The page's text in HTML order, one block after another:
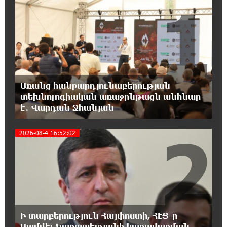
18:40:08 8-08-2026
Իրանը պատրաստ է բացել Հորմուզի
նեղուցը, եթե ԱՄՆ-ն ընդունի
հանրապետության պայմանները
18:21:30 8-08-2026
Երևանում անցկացվել է հաշմանդամություն
ունեցող անձանց միջազգային մարզական
փառատոն
18:02:58 8-08-2026
Դմիտրի Մեդվեդև. Արևմուտքի
քաղաքականությունը Հայաստանի
նկատմամբ կրկնում է վրացական սցենարը
17:36:59 8-08-2026
Ադրբեջանցիների բնակեցումը
Հայաստանում լուրջ վտանգներ է
Առանց հանքարդյունաբերության
տեխնոլոգիական առաջընթացն անհնար
է․ Վարդան Ջհանյան
1
2026-08-4 16:52:02
Ի տարբերություն Հայփոստի, ՀԷՑ-ը2